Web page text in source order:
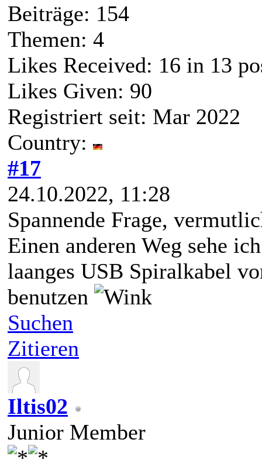
Beiträge: 154
Themen: 4
Likes Received: 16 in 13
Likes Given: 90
Registriert seit: Mar 2022
Country:
#17
24.10.2022, 11:28
Spannende Frage,
Einen anderen Weg sehe
laanges USB Spiralkabel
benutzen
Suchen
Zitieren
Iltis02
Junior Member